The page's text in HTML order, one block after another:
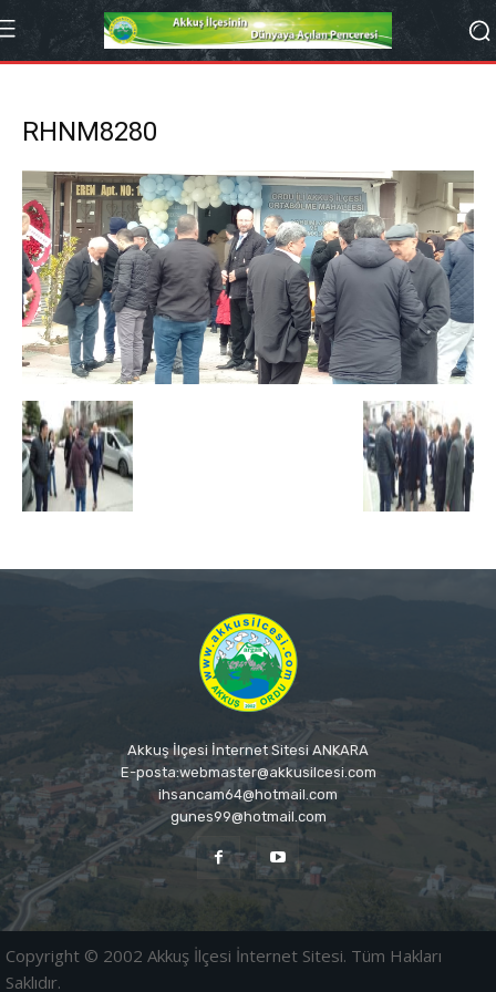
RHNM8280
Akkuş İlçesi İnternet Sitesi ANKARA
E-posta:webmaster@akkusilcesi.com
ihsancam64@hotmail.com
gunes99@hotmail.com
Copyright © 2002 Akkuş İlçesi İnternet Sitesi. Tüm Hakları
Saklıdır.